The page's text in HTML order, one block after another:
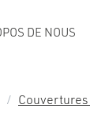
DE NOUS
/